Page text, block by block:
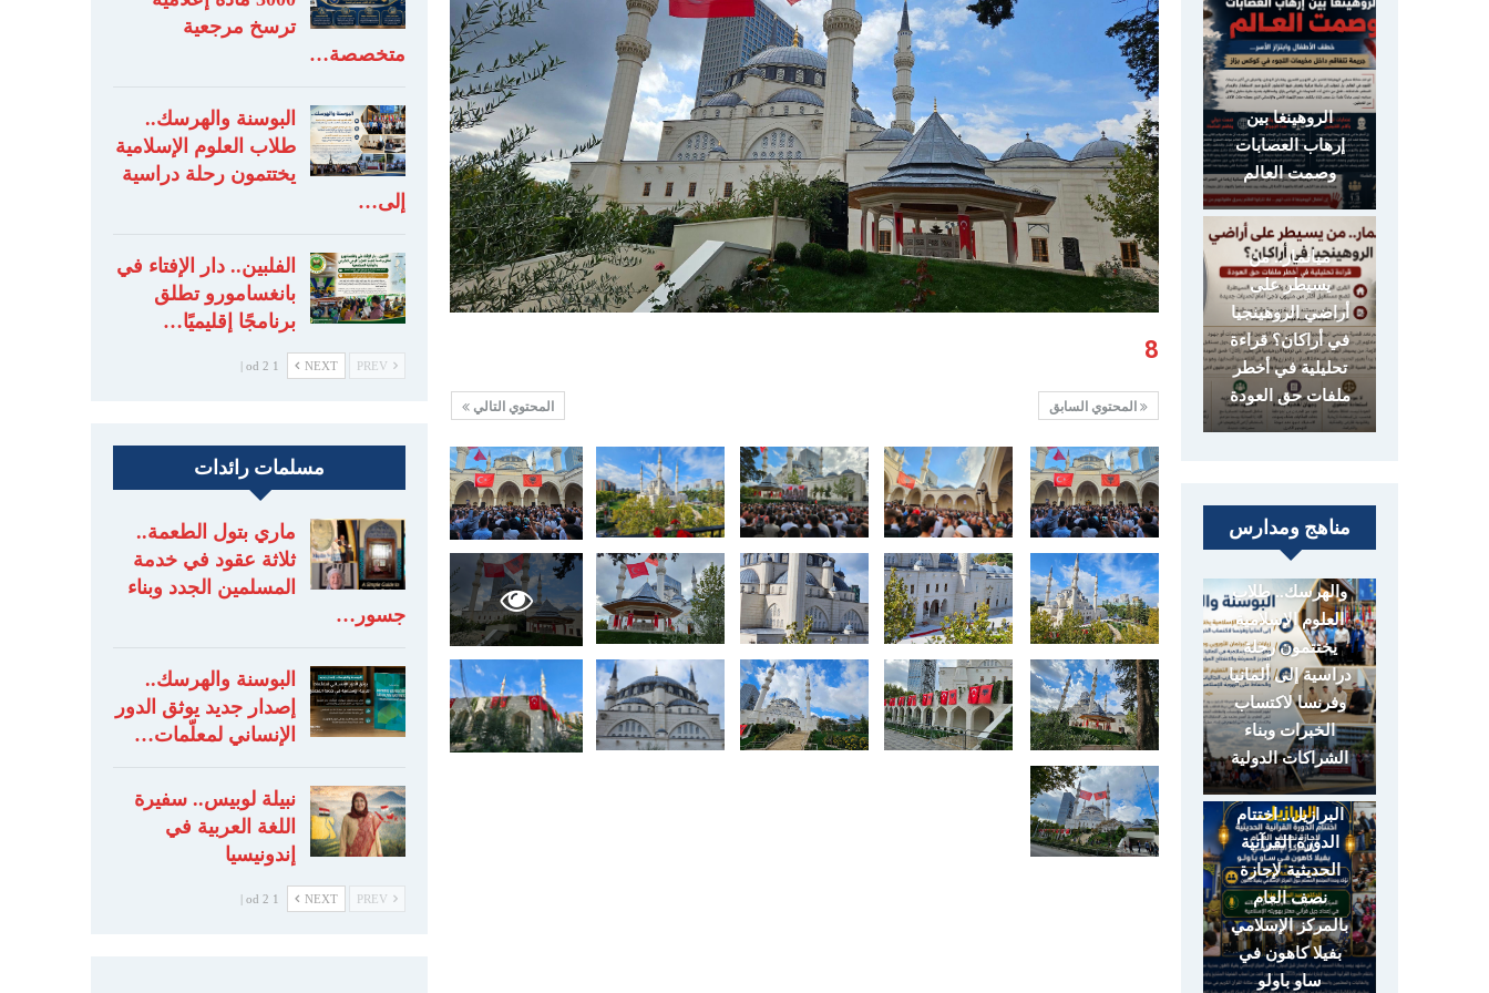
8
المحتوي التالي المحتوي السابق
ترسخ مرجعية
متخصصة…
البوسنة والهرسك..
طلاب العلوم الإسلامية
يختتمون رحلة دراسية
إلى…
الفلبين.. دار الإفتاء في
بانغسامورو تطلق
برنامجًا إقليميًا…
NEXT
1 od 2 |
مسلمات رائدات
ماري بتول الطعمة..
ثلاثة عقود في خدمة
المسلمين الجدد وبناء
جسور…
البوسنة والهرسك..
إصدار جديد يوثق الدور
الإنساني لمعلّمات…
نبيلة لوبيس.. سفيرة
اللغة العربية في
إندونيسيا
NEXT
1 od 2 |
الروهينغا بين
إرهاب العصابات
وصمت العالم
ميانمار.. من
يسيطر على
أراضي الروهينجيا
في أراكان؟ قراءة
تحليلية في أخطر
ملفات حق العودة
مناهج ومدارس
البوسنة
والهرسك.. طلاب
العلوم الإسلامية
يختتمون رحلة
دراسية إلى ألمانيا
وفرنسا لاكتساب
الخبرات وبناء
الشراكات الدولية
البرازيل.. اختتام
الدورة القرآنية
الحديثية لإجازة
نصف العام
بالمركز الإسلامي
بفيلا كاهون في
ساو باولو